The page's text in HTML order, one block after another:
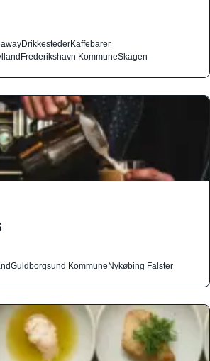
DrikkestederKaffebarer
Frederikshavn KommuneSkagen
Guldborgsund KommuneNykøbing Falster